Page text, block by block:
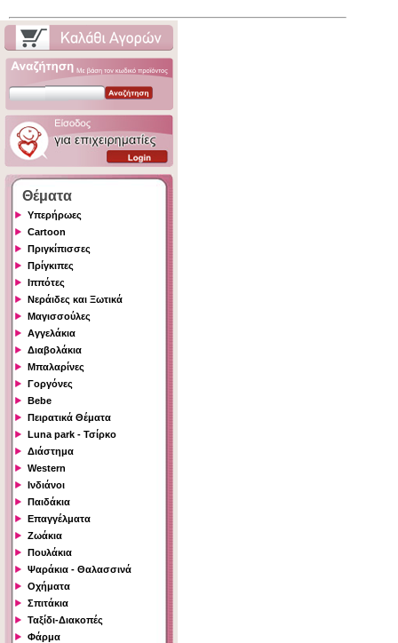
Θέματα
Υπερήρωες
Cartoon
Πριγκίπισσες
Πρίγκιπες
Ιππότες
Νεράιδες και Ξωτικά
Μαγισσούλες
Αγγελάκια
Διαβολάκια
Μπαλαρίνες
Γοργόνες
Bebe
Πειρατικά Θέματα
Luna park - Τσίρκο
Διάστημα
Western
Ινδιάνοι
Παιδάκια
Επαγγέλματα
Ζωάκια
Πουλάκια
Ψαράκια - Θαλασσινά
Οχήματα
Σπιτάκια
Ταξίδι-Διακοπές
Φάρμα